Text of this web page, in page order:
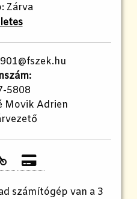
Zárva
5808
Movik Adrien
számítógép van a 3